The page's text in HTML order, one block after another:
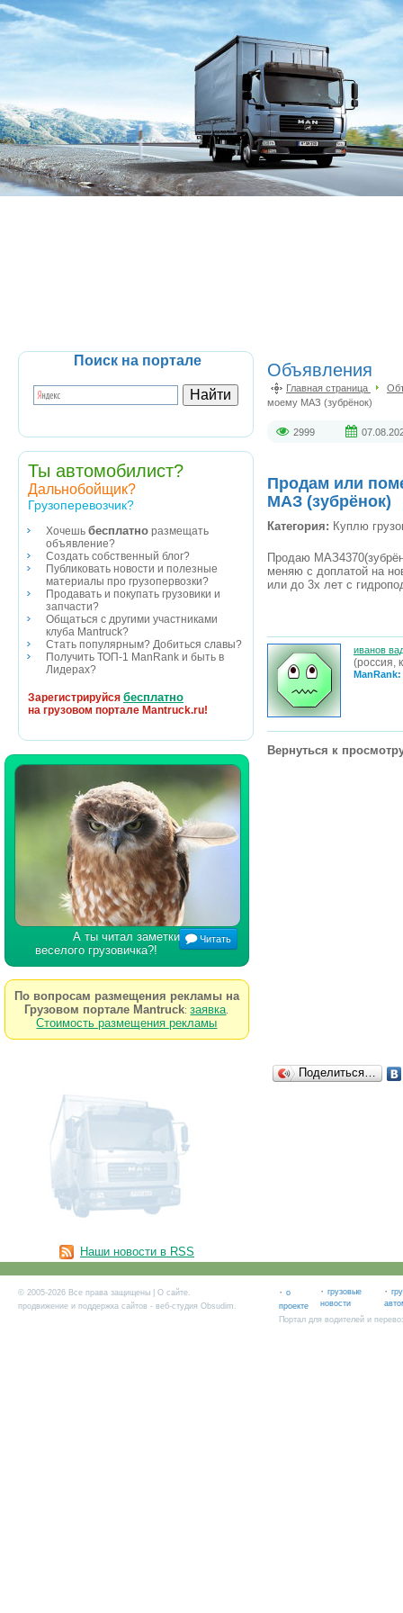
Поиск на портале
Ты автомобилист?
Дальнобойщик?
Грузоперевозчик?
Хочешь бесплатно размещать
объявление?
Создать собственный блог?
Публиковать новости и полезные
материалы про грузопервозки?
Продавать и покупать грузовики и
запчасти?
Общаться с другими участниками
клуба Mantruck?
Стать популярным? Добиться славы?
Получить ТОП-1 ManRank и быть в
Лидерах?
Зарегистрируйся бесплатно
на грузовом портале Mantruck.ru!
А ты читал заметки
веселого грузовичка?!
Читать
По вопросам размещения рекламы на
Грузовом портале Mantruck:заявка
Стоимость размещения рекламы
Наши новости в RSS
Объявления
Главная страница
моему МАЗ (зубрёнок)
2999
Продам или
МАЗ (зубрёнок)
Категория: Куплю
Продаю
меняю с доплатой на
или до 3х лет с
иванов
(россия,
Вернуться к
Поделиться…
© 2005-2026 Все права защищены | О сайте.
продвижение и поддержка сайтов - веб-студия Obsudim.
· о
проекте
· грузовые
новости
·
Портал для водителей и